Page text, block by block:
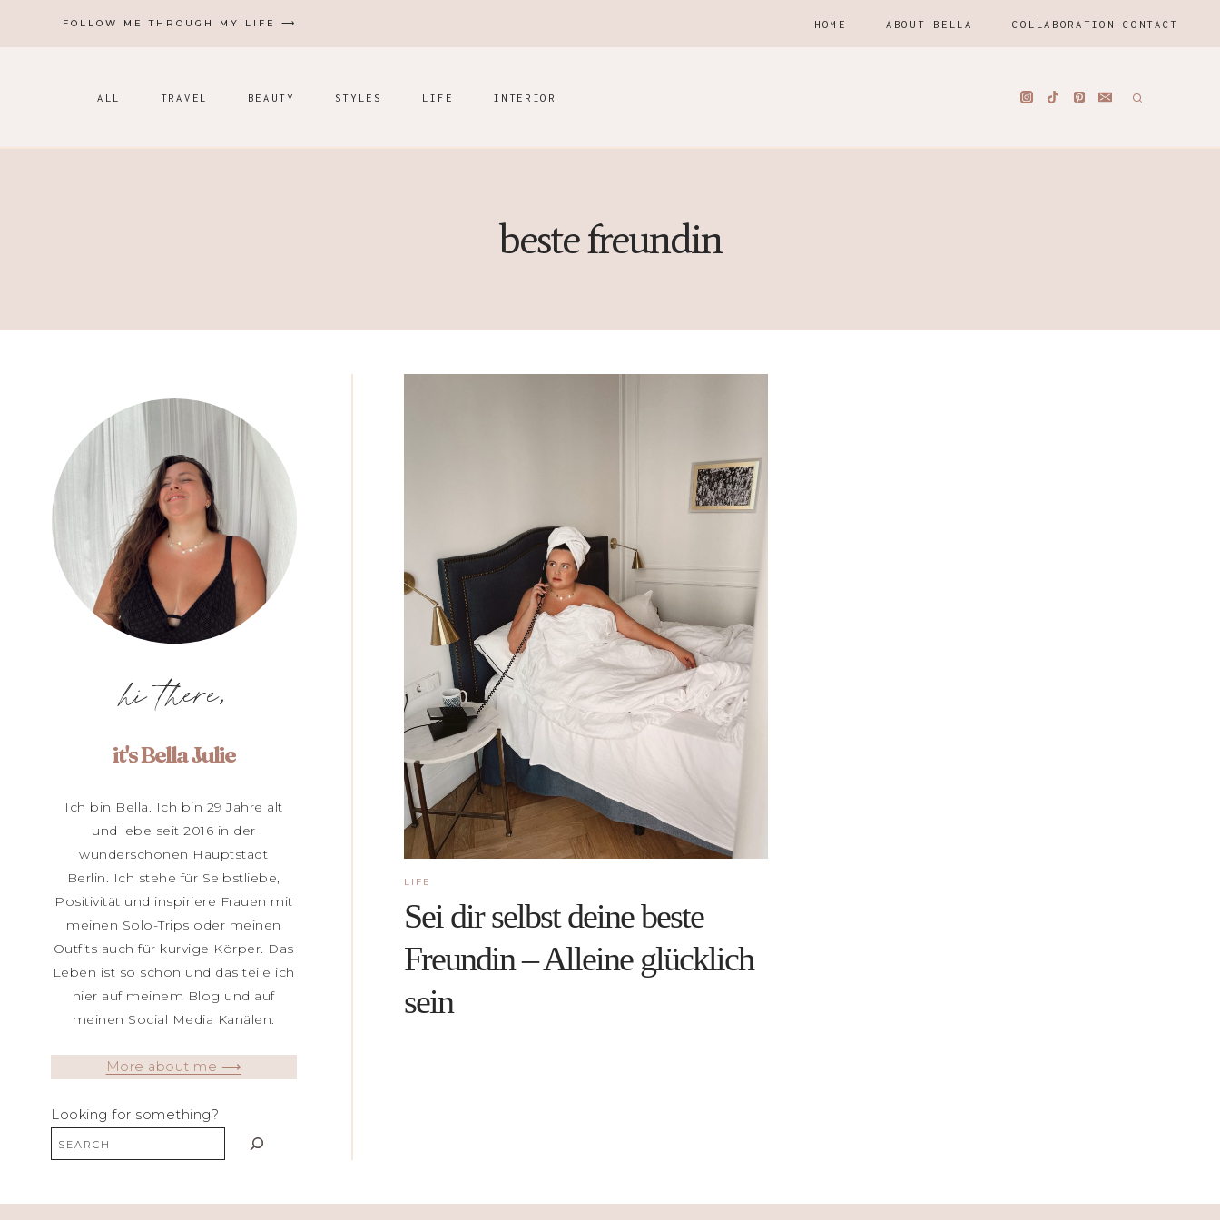
FOLLOW ME THROUGH MY LIFE ⟶ HOME ABOUT BELLA COLLABORATION CONTACT
ALL TRAVEL BEAUTY STYLES LIFE INTERIOR
beste freundin
LIFE
Sei dir selbst deine beste
Freundin – Alleine glücklich
sein
hi there,
it's Bella Julie
Ich bin Bella. Ich bin 29 Jahre alt
und lebe seit 2016 in der
wunderschönen Hauptstadt
Berlin. Ich stehe für Selbstliebe,
Positivität und inspiriere Frauen mit
meinen Solo-Trips oder meinen
Outfits auch für kurvige Körper. Das
Leben ist so schön und das teile ich
hier auf meinem Blog und auf
meinen Social Media Kanälen.
More about me ⟶
Looking for something?